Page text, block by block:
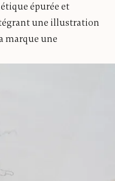
épurée et
une illustration
marque une